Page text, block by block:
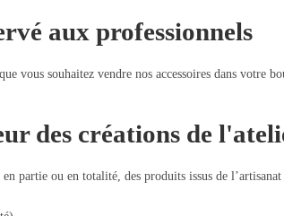
aux professionnels
vous souhaitez vendre nos accessoires dans votre
des créations de
partie ou en totalité, des produits issus de